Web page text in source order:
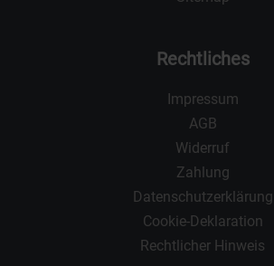
Rechtliches
Impressum
AGB
Widerruf
Zahlung
Datenschutzerklärung
Cookie-Deklaration
Rechtlicher Hinweis